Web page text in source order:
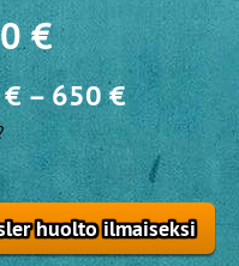
€
– 650 €
huolto ilmaiseksi